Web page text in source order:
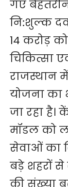
गए बेहतरीन
नि:शुल्क
14 करोड़
चिकित्सा
राजस्थान
योजना का
जा रहा है।
मॉडल को
सेवाओं का
बड़े शहरों
की संख्या